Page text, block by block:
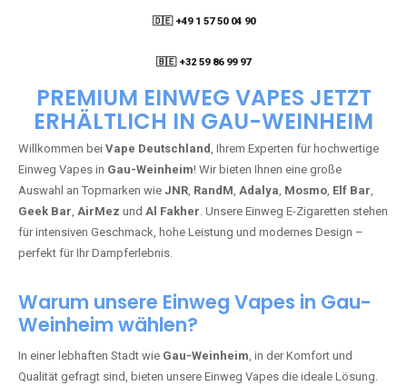
🇩🇪 +49 1 57 50 04 90
🇧🇪 +32 59 86 99 97
PREMIUM EINWEG VAPES JETZT
ERHÄLTLICH IN GAU-WEINHEIM
Willkommen bei Vape Deutschland, Ihrem Experten für hochwertige
Einweg Vapes in Gau-Weinheim! Wir bieten Ihnen eine große
Auswahl an Topmarken wie JNR, RandM, Adalya, Mosmo, Elf Bar,
Geek Bar, AirMez und Al Fakher. Unsere Einweg E-Zigaretten stehen
für intensiven Geschmack, hohe Leistung und modernes Design –
perfekt für Ihr Dampferlebnis.
Warum unsere Einweg Vapes in Gau-
Weinheim wählen?
In einer lebhaften Stadt wie Gau-Weinheim, in der Komfort und
Qualität gefragt sind, bieten unsere Einweg Vapes die ideale Lösung.